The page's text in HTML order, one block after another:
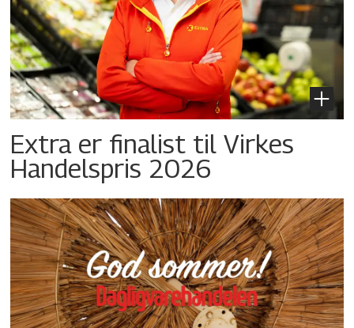
Extra er finalist til Virkes
Handelspris 2026